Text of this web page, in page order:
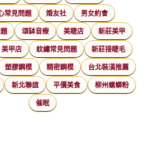
常見問題 婚友社 男女約會
頌缽音療 美睫店 新莊美甲
美甲店 紋繡常見問題 新莊接睫毛
塑膠鋼模 精密鋼模 台北裝潢推薦
新北聯誼 平價美食 柳州螺螄粉
催眠